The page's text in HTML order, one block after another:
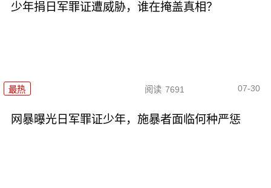
少年捐日军罪证遭威胁，谁在掩盖真相？
最热 阅读 7691 07-30
网暴曝光日军罪证少年，施暴者面临何种严惩